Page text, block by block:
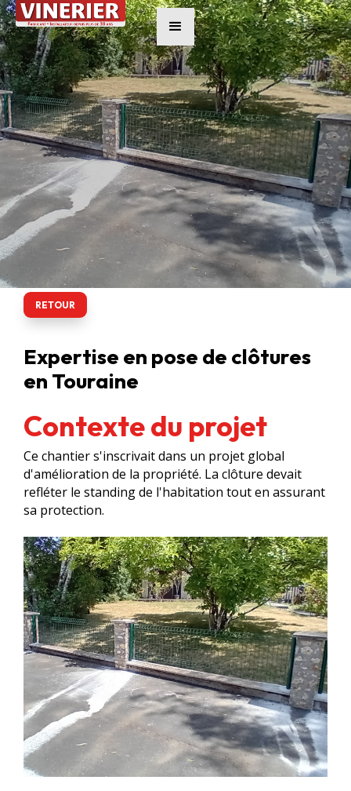
RETOUR
Expertise en pose de clôtures
en Touraine
Contexte du projet
Ce chantier s'inscrivait dans un projet global
d'amélioration de la propriété. La clôture devait
refléter le standing de l'habitation tout en assurant
sa protection.